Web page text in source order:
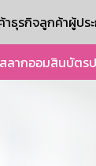
าธุรกิจลูกค้าผู้ปร
สลากออมสินบัตร